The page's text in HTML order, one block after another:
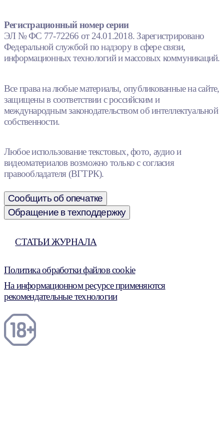
Регистрационный номер серии
ЭЛ № ФС 77-72266 от 24.01.2018. Зарегистрировано
Федеральной службой по надзору в сфере связи,
информационных технологий и массовых коммуникаций.
Все права на любые материалы, опубликованные на сайте,
защищены в соответствии с российским и
международным законодательством об интеллектуальной
собственности.
Любое использование текстовых, фото, аудио и
видеоматериалов возможно только с согласия
правообладателя (ВГТРК).
Сообщить об опечатке
Обращение в техподдержку
СТАТЬИ ЖУРНАЛА
Политика обработки файлов cookie
На информационном ресурсе применяются
рекомендательные технологии